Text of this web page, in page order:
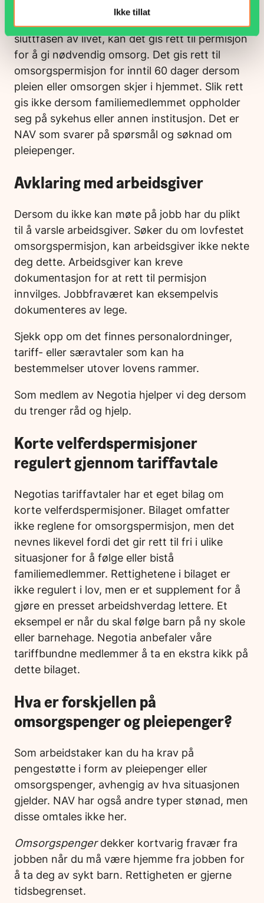
Ikke tillat
Ved pleie av nærstående familiemedlem i
sluttfasen av livet, kan det gis rett til permisjon
for å gi nødvendig omsorg. Det gis rett til
omsorgspermisjon for inntil 60 dager dersom
pleien eller omsorgen skjer i hjemmet. Slik rett
gis ikke dersom familiemedlemmet oppholder
seg på sykehus eller annen institusjon. Det er
NAV som svarer på spørsmål og søknad om
pleiepenger.
Avklaring med arbeidsgiver
Dersom du ikke kan møte på jobb har du plikt
til å varsle arbeidsgiver. Søker du om lovfestet
omsorgspermisjon, kan arbeidsgiver ikke nekte
deg dette. Arbeidsgiver kan kreve
dokumentasjon for at rett til permisjon
innvilges. Jobbfraværet kan eksempelvis
dokumenteres av lege.
Sjekk opp om det finnes personalordninger,
tariff- eller særavtaler som kan ha
bestemmelser utover lovens rammer.
Som medlem av Negotia hjelper vi deg dersom
du trenger råd og hjelp.
Korte velferdspermisjoner
regulert gjennom tariffavtale
Negotias tariffavtaler har et eget bilag om
korte velferdspermisjoner. Bilaget omfatter
ikke reglene for omsorgspermisjon, men det
nevnes likevel fordi det gir rett til fri i ulike
situasjoner for å følge eller bistå
familiemedlemmer. Rettighetene i bilaget er
ikke regulert i lov, men er et supplement for å
gjøre en presset arbeidshverdag lettere. Et
eksempel er når du skal følge barn på ny skole
eller barnehage. Negotia anbefaler våre
tariffbundne medlemmer å ta en ekstra kikk på
dette bilaget.
Hva er forskjellen på
omsorgspenger og pleiepenger?
Som arbeidstaker kan du ha krav på
pengestøtte i form av pleiepenger eller
omsorgspenger, avhengig av hva situasjonen
gjelder. NAV har også andre typer stønad, men
disse omtales ikke her.
Omsorgspengerdekker kortvarig fravær fra
jobben når du må være hjemme fra jobben for
å ta deg av sykt barn. Rettigheten er gjerne
tidsbegrenset.